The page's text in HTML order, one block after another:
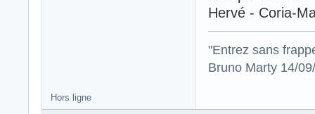
Hervé - Coria-
"Entrez sans
Bruno Marty 14/
Hors ligne